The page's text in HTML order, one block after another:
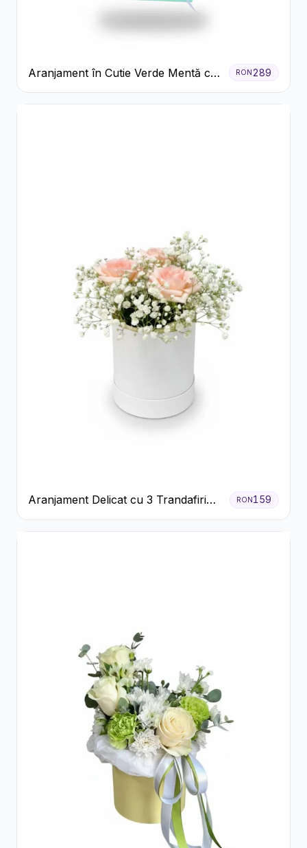
Aranjament în Cutie Verde Mentă cu
Trandafiri și Alstroemeria
RON 289
Aranjament Delicat cu 3 Trandafiri
Roz în Cutie Albă
RON159